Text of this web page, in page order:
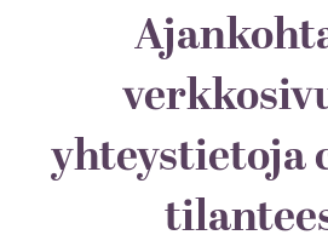
yhteystietoja